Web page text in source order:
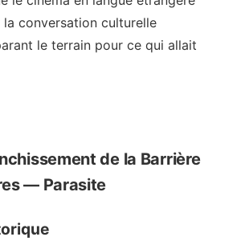
conversation culturelle
le terrain pour ce qui allait
de la Barrière
— Parasite